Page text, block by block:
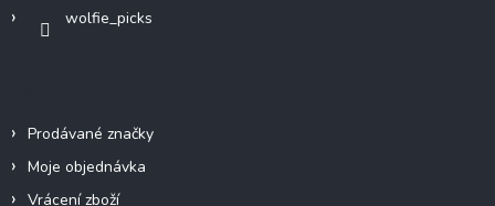
wolfie_picks
Prodávané značky
Moje objednávka
Vrácení zboží